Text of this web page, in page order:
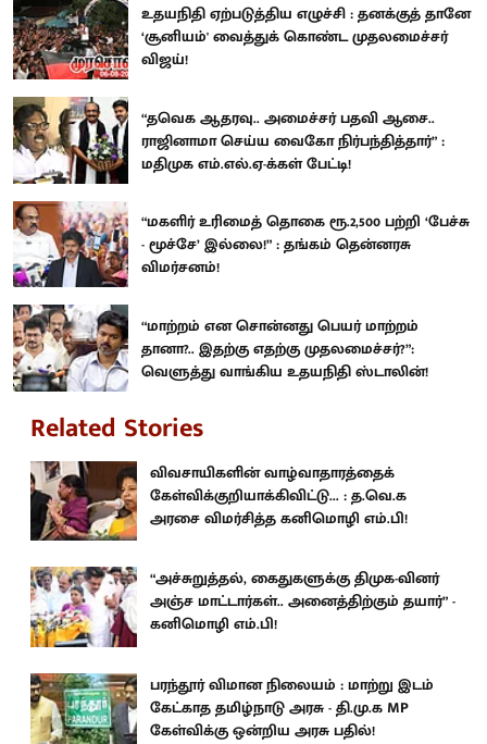
உதயநிதி ஏற்படுத்திய எழுச்சி : தனக்குத் தானே
‘சூனியம்' வைத்துக் கொண்ட முதலமைச்சர்
விஜய்!
“தவெக ஆதரவு.. அமைச்சர் பதவி ஆசை..
ராஜினாமா செய்ய வைகோ நிர்பந்தித்தார்” :
மதிமுக எம்.எல்.ஏ-க்கள் பேட்டி!
“மகளிர் உரிமைத் தொகை ரூ.2,500 பற்றி ‘பேச்சு
- மூச்சே’ இல்லை!” : தங்கம் தென்னரசு
விமர்சனம்!
“மாற்றம் என சொன்னது பெயர் மாற்றம்
தானா?.. இதற்கு எதற்கு முதலமைச்சர்?”:
வெளுத்து வாங்கிய உதயநிதி ஸ்டாலின்!
Related Stories
விவசாயிகளின் வாழ்வாதாரத்தைக்
கேள்விக்குறியாக்கிவிட்டு... : த.வெ.க
அரசை விமர்சித்த கனிமொழி எம்.பி!
“அச்சுறுத்தல், கைதுகளுக்கு திமுக-வினர்
அஞ்ச மாட்டார்கள்.. அனைத்திற்கும் தயார்” -
கனிமொழி எம்.பி!
பரந்தூர் விமான நிலையம் : மாற்று இடம்
கேட்காத தமிழ்நாடு அரசு - தி.மு.க MP
கேள்விக்கு ஒன்றிய அரசு பதில்!